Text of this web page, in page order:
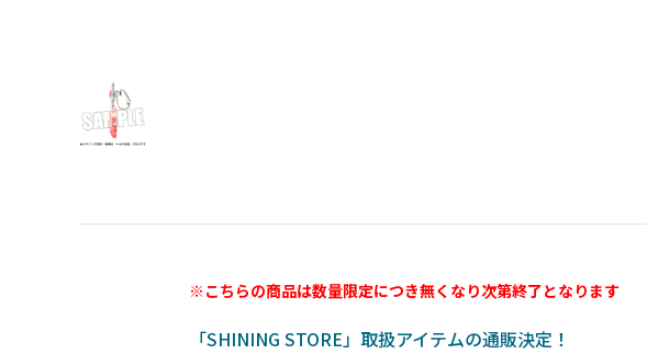
※こちらの商品は数量限定につき無くなり次第終了となります
「SHINING STORE」取扱アイテムの通販決定！